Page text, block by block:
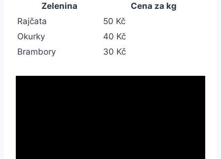
Zelenina
Cena ‍za kg
Rajčata
50 Kč
Okurky
40 Kč
Brambory
30 Kč